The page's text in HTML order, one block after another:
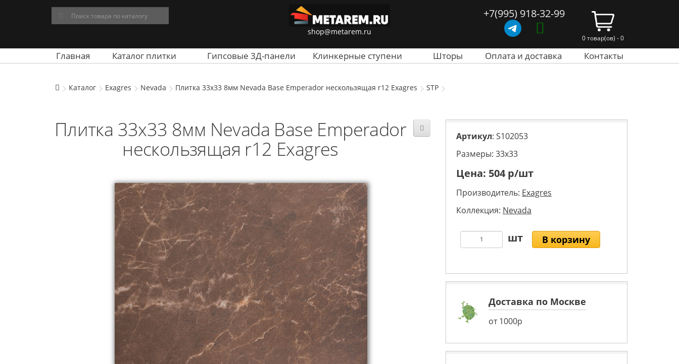
shop@metarem.ru
+7(995) 918-32-99
0 товар(ов) - 0
Главная Каталог плитки Гипсовые 3Д-панели Клинкерные ступени Шторы Оплата и доставка Контакты
Каталог Exagres Nevada Плитка 33x33 8мм Nevada Base Emperador нескользящая r12 Exagres STP
Плитка 33x33 8мм Nevada Base Emperador
нескользящая r12 Exagres
Артикул: S102053
Размеры: 33х33
Цена: 504 р/шт
Производитель: Exagres
Коллекция: Nevada
В корзину
Доставка по Москве
от 1000р